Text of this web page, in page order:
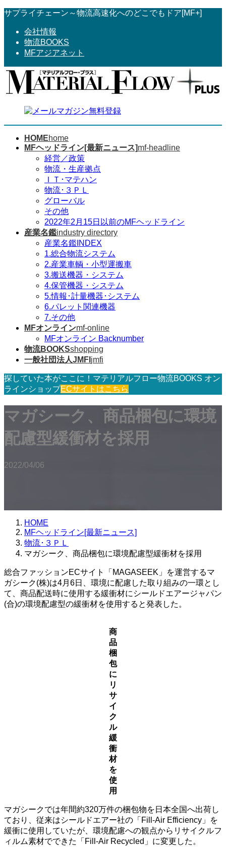
コ
へ
ス
ナ
ョ
ン
サプライチェーン～物流高速化へのどこでもドア[MF+]
会社情報
物流BOOKS
MFアジアネット
HOMEhome
MFヘッドライン[最新ニュース]mf-headline
経営／政策
物流・生産拠点
ＩＴ･マテハン
物流･３ＰＬ
グローバル
その他
2022年2月15日以前のMFヘッドライン
産業名鑑industry directory
産業名鑑INDEX
1.総合物流システム
2.産業車輌・小型運搬車
3.搬送機器・システム
4.保管機器・システム
5.情報･計量機器･システム
6.パレット関連機器
7.その他
MFオンラインmf-online
MFオンライン Backnumber
物流BOOKSshopping
一般社団法人JMFI jmfi
探していた本がここに！マテリアルフロー物流BOOKS オン
ラインショップECサイトはこちら
マガシーク、商品梱包に環境
配慮型緩衝材を採用
2022/04/06
HOME
MFヘッドライン[最新ニュース]
物流･３ＰＬ
マガシーク、商品梱包に環境配慮型緩衝材を採用
総合ファッションECサイト「MAGASEEK」を運営するマ
ガシーク(株)は4月6日、環境に配慮した取り組みの一環とし
て、商品配送時に使用する緩衝材にシールドエアージャパン
(合)の環境配慮型の緩衝材を使用すると発表した。
商
品
梱
包
に
リ
サ
イ
ク
ル
緩
衝
材
を
使
用
マガシークでは年間約320万件の梱包物を日本全国へ出荷し
ており、従来はシールドエアー社の「Fill-Air Efficiency」を
緩衝に使用していたが、環境配慮への観点からリサイクルフ
ィルム素材でできた「Fill-Air Recycled」に変更した。